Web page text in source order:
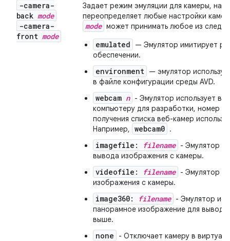
-camera-
back mode
-camera-
front mode
Задает режим эмуляции для камеры,
переопределяет любые настройки
mode может принимать любое из
emulated
— Эмулятор имитирует
обеспечении.
environment — эмулятор
в файле конфигурации среды AVD.
webcam n - Эмулятор использует
компьютеру для разработки, номер
получения списка веб-камер
Например, webcam0 .
imagefile: filename - Эмулятор
вывода изображения с камеры.
videofile: filename - Эмулятор
изображения с камеры.
image360: filename - Эмулятор
панорамное изображение для
выше.
none
- Отключает камеру в